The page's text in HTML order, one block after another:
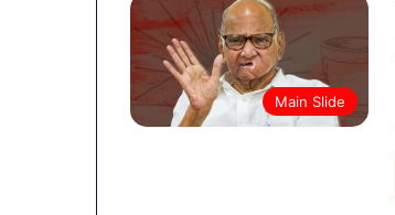
Main Slide